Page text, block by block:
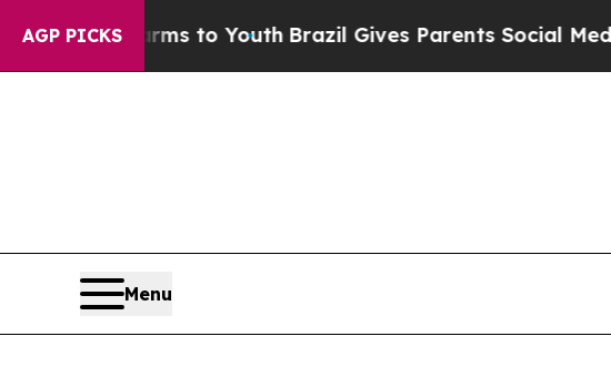
AGP PICKS
Harms to YouthBrazil Gives Parents Social Media
Menu